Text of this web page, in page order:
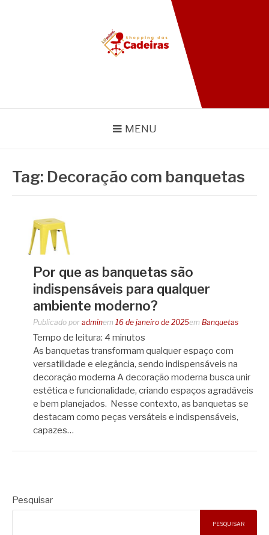
BLOG SHOPPING DAS
CADEIRAS
MENU
Tag: Decoração com banquetas
Por que as banquetas são
indispensáveis para qualquer
ambiente moderno?
Publicado por adminem 16 de janeiro de 2025em Banquetas
Tempo de leitura: 4 minutos
As banquetas transformam qualquer espaço com
versatilidade e elegância, sendo indispensáveis na
decoração moderna A decoração moderna busca unir
estética e funcionalidade, criando espaços agradáveis
e bem planejados. Nesse contexto, as banquetas se
destacam como peças versáteis e indispensáveis,
capazes…
Pesquisar
PESQUISAR